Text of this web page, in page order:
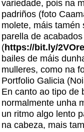
variedade, pois na
padriños (foto
molete, máis tamén
parella de
(https://bit.ly/
bailes de máis
mulleres, como na
Portfolio Galicia
En canto ao tipo de
normalmente unha
un ritmo algo lento
na cabeza, mais